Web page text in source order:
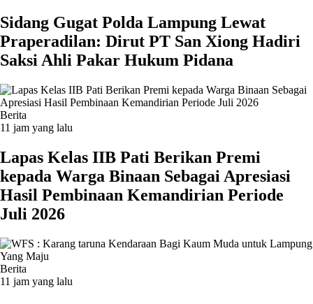
Sidang Gugat Polda Lampung Lewat
Praperadilan: Dirut PT San Xiong Hadiri
Saksi Ahli Pakar Hukum Pidana
Berita
11 jam yang lalu
Lapas Kelas IIB Pati Berikan Premi
kepada Warga Binaan Sebagai Apresiasi
Hasil Pembinaan Kemandirian Periode
Juli 2026
Berita
11 jam yang lalu